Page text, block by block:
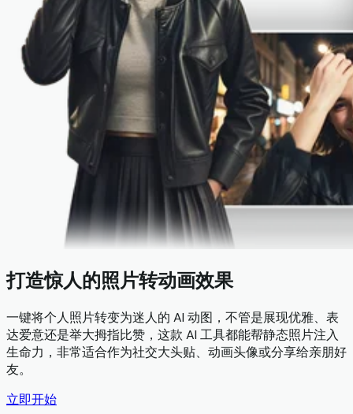
打造惊人的照片转动画效果
一键将个人照片转变为迷人的 AI 动图，不管是展现优雅、表
达爱意还是举大拇指比赞，这款 AI 工具都能帮静态照片注入
生命力，非常适合作为社交大头贴、动画头像或分享给亲朋好
友。
立即开始